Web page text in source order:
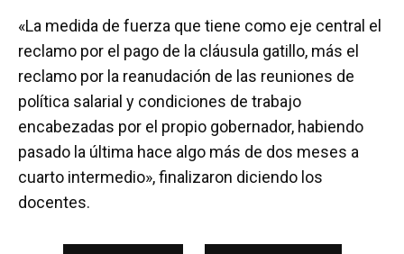
«La medida de fuerza que tiene como eje central el
reclamo por el pago de la cláusula gatillo, más el
reclamo por la reanudación de las reuniones de
política salarial y condiciones de trabajo
encabezadas por el propio gobernador, habiendo
pasado la última hace algo más de dos meses a
cuarto intermedio», finalizaron diciendo los
docentes.